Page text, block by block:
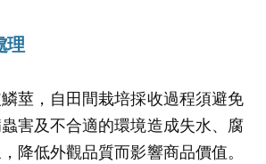
理
莖，自田間栽培採收過程須避免
害及不合適的環境造成失水、腐
降低外觀品質而影響商品價值。